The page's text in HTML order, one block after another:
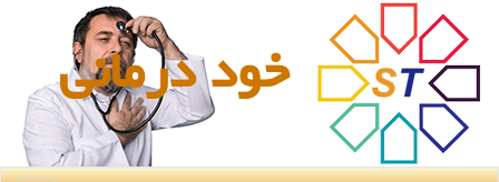
خود درمانی